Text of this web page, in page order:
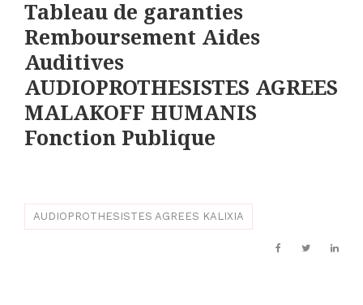
Tableau de garanties
Remboursement Aides
Auditives
AUDIOPROTHESISTES AGREES
MALAKOFF HUMANIS
Fonction Publique
AUDIOPROTHESISTES AGREES KALIXIA